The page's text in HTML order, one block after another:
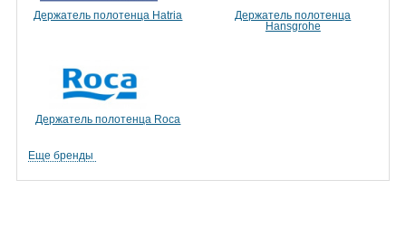
Держатель полотенца Hatria
Держатель полотенца
Hansgrohe
Держатель полотенца Roca
Еще бренды